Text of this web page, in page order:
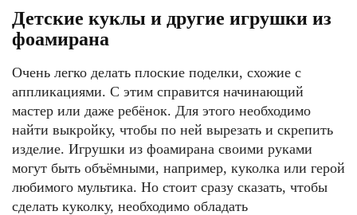
Детские куклы и другие игрушки из
фоамирана
Очень легко делать плоские поделки, схожие с
аппликациями. С этим справится начинающий
мастер или даже ребёнок. Для этого необходимо
найти выкройку, чтобы по ней вырезать и скрепить
изделие. Игрушки из фоамирана своими руками
могут быть объёмными, например, куколка или герой
любимого мультика. Но стоит сразу сказать, чтобы
сделать куколку, необходимо обладать